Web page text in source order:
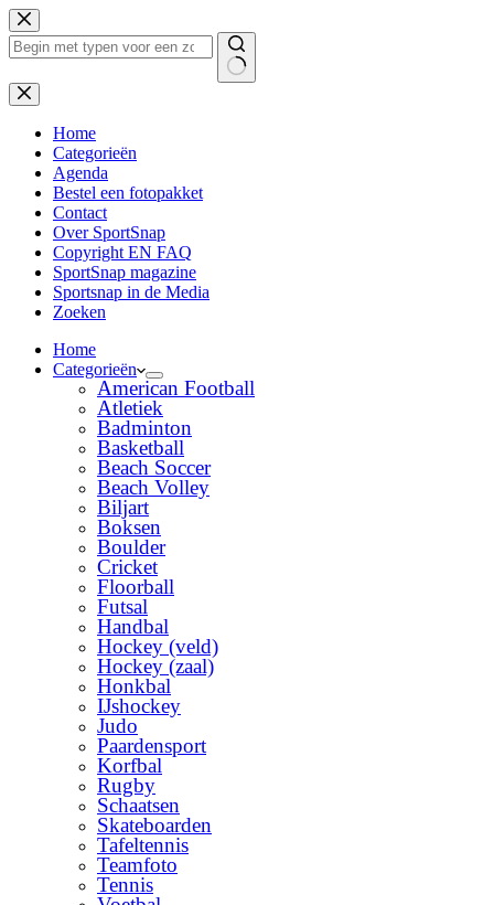
Ga
naar
de
Geen
resultaten
Home
Categorieën
Agenda
Bestel een fotopakket
Contact
Over SportSnap
Copyright EN FAQ
SportSnap magazine
Sportsnap in de Media
Zoeken
Home
Categorieën
American Football
Atletiek
Badminton
Basketball
Beach Soccer
Beach Volley
Biljart
Boksen
Boulder
Cricket
Floorball
Futsal
Handbal
Hockey (veld)
Hockey (zaal)
Honkbal
IJshockey
Judo
Paardensport
Korfbal
Rugby
Schaatsen
Skateboarden
Tafeltennis
Teamfoto
Tennis